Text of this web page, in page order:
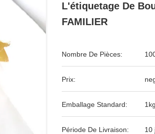
L'étiquetage De
FAMILIER
Nombre De Pièces:
Prix:
Emballage Standard:
Période De Livraison: 10